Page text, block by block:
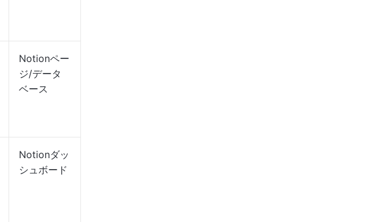
Notionペー
ジ/データ
ベース
Notionダッ
シュボード